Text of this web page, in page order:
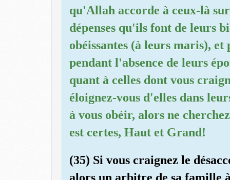
qu'Allah accorde à ceux-là
dépenses qu'ils font de leurs
obéissantes (à leurs maris),
pendant l'absence de leurs
quant à celles dont vous
éloignez-vous d'elles dans
à vous obéir, alors ne
est certes, Haut et Grand!
(35) Si vous craignez le
alors un arbitre de sa famille